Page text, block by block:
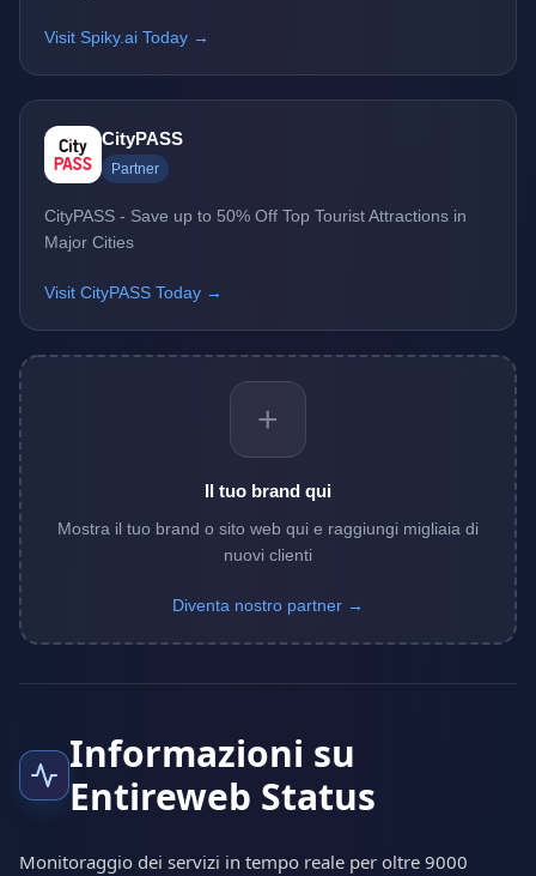
Visit Spiky.ai Today →
CityPASS
Partner
CityPASS - Save up to 50% Off Top Tourist Attractions in
Major Cities
Visit CityPASS Today →
+
Il tuo brand qui
Mostra il tuo brand o sito web qui e raggiungi migliaia di
nuovi clienti
Diventa nostro partner →
Informazioni su
Entireweb Status
Monitoraggio dei servizi in tempo reale per oltre 9000